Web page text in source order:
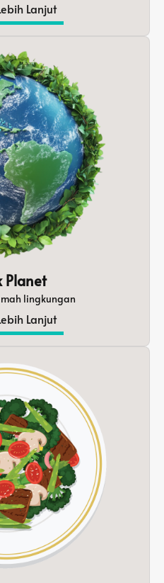
Lanjut
Planet
lingkungan
Lanjut